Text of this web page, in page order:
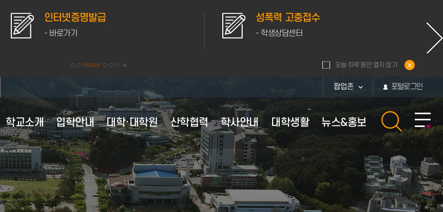
인터넷증명발급
- 바로가기
성폭력 고충접수
- 학생상담센터
오늘 하루 동안 열지 않기
팝업존 포털로그인
학교소개
대학 이념·비전
대학 이념 및 인재상
비전 2025+
연혁
전체보기
2020년
대학현황
조직도
현황·통계
부속시설
부속연구소
입학안내
대학원 원서접수
대학·대학원
대학원
대학원 전체보기
산학협력
산학협력 부속시설
학사안내
학사행정
학사정보 가이드
수업안내
교육과정
교육과정 이수
교육과정 편람
등록안내 장학안내
교내장학금
대학생활
학생활동
학생자치기구
학군단 생활 안내
후생복지시설
의료·보건
자동 심장충격기 사용안내
학생생활관
강릉캠퍼스
원주캠퍼스
체육시설 이용안내
체육관
뉴스&홍보
홍보자료
캠퍼스 전경
캠퍼스 생활
행정정보공유
정보공개
정책실명제
채용정보
채용정보